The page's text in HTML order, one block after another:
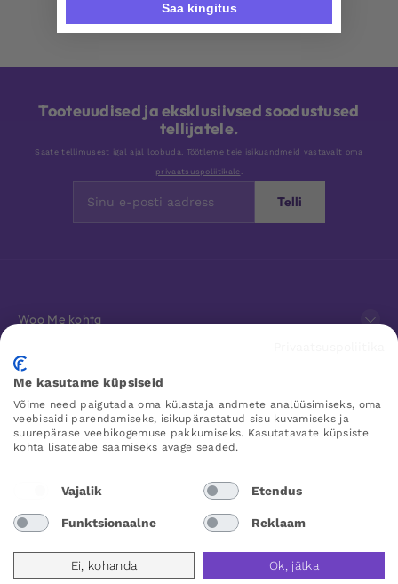
Tooteuudised ja eksklusiivsed soodustused
tellijatele.
Saate tellimusest igal ajal loobuda. Töötleme teie isikuandmeid vastavalt oma
privaatsuspoliitikale
Telli
Woo Me kohta
Klienditeenindus
Lemmikud
WOO ME
Me kasutame küpsiseid
Võime need paigutada oma külastaja andmete analüüsimiseks, oma
veebisaidi parendamiseks, isikupärastatud sisu kuvamiseks ja
suurepärase veebikogemuse pakkumiseks. Kasutatavate küpsiste
kohta lisateabe saamiseks avage seaded.
Vajalik Etendus
Funktsionaalne Reklaam
Ei, kohanda Ok, jätka
Saa kingitus